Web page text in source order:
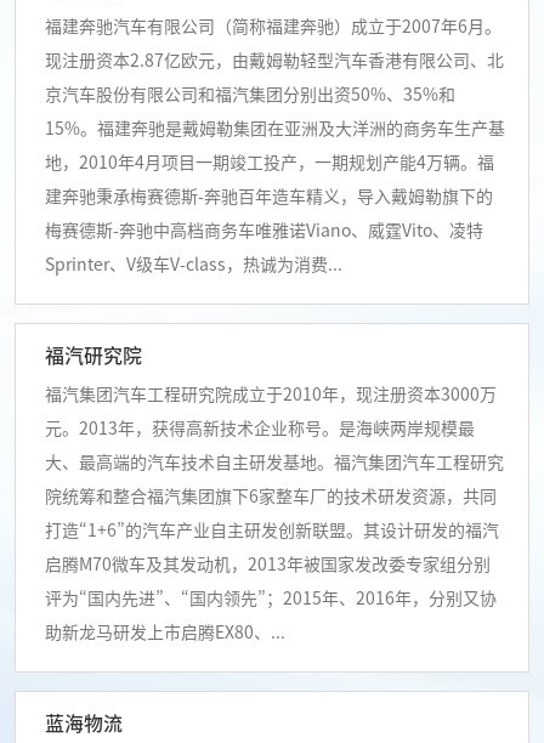
福建奔驰汽车有限公司（简称福建奔驰）成立于2007年6月。
现注册资本2.87亿欧元，由戴姆勒轻型汽车香港有限公司、北
京汽车股份有限公司和福汽集团分别出资50%、35%和
15%。福建奔驰是戴姆勒集团在亚洲及大洋洲的商务车生产基
地，2010年4月项目一期竣工投产，一期规划产能4万辆。福
建奔驰秉承梅赛德斯-奔驰百年造车精义，导入戴姆勒旗下的
梅赛德斯-奔驰中高档商务车唯雅诺Viano、威霆Vito、凌特
Sprinter、V级车V-class，热诚为消费...
福汽研究院
福汽集团汽车工程研究院成立于2010年，现注册资本3000万
元。2013年，获得高新技术企业称号。是海峡两岸规模最
大、最高端的汽车技术自主研发基地。福汽集团汽车工程研究
院统筹和整合福汽集团旗下6家整车厂的技术研发资源，共同
打造“1+6”的汽车产业自主研发创新联盟。其设计研发的福汽
启腾M70微车及其发动机，2013年被国家发改委专家组分别
评为“国内先进”、“国内领先”；2015年、2016年，分别又协
助新龙马研发上市启腾EX80、...
蓝海物流